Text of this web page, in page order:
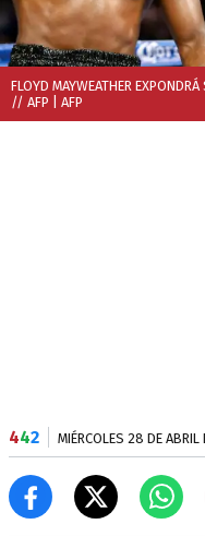
FLOYD MAYWEATHER
// AFP | AFP
442 MIÉRCOLES 28 DE ABRIL